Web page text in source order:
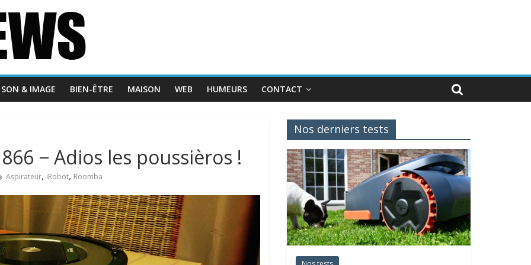
SON & IMAGE BIEN-ÊTRE MAISON WEB HUMEURS CONTACT
− Adios les poussièros !
Aspirateur, iRobot, Roomba
Nos derniers tests